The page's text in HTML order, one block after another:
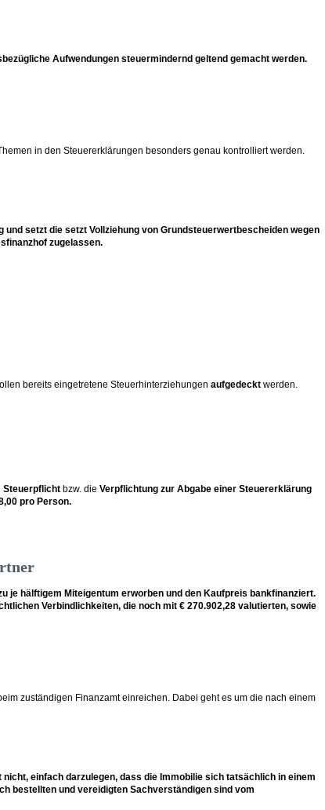
Aufwendungen steuermindernd geltend gemacht werden.
in den Steuererklärungen besonders genau kontrolliert werden.
setzt die setzt Vollziehung von Grundsteuerwertbescheiden wegen
zugelassen.
bereits eingetretene Steuerhinterziehungen aufgedeckt werden.
Steuerpflicht bzw. die Verpflichtung zur Abgabe einer Steuererklärung
pro Person.
je hälftigem Miteigentum erworben und den Kaufpreis bankfinanziert.
Verbindlichkeiten, die noch mit € 270.902,28 valutierten, sowie
zuständigen Finanzamt einreichen. Dabei geht es um die nach einem
einfach darzulegen, dass die Immobilie sich tatsächlich in einem
bestellten und vereidigten Sachverständigen sind vom